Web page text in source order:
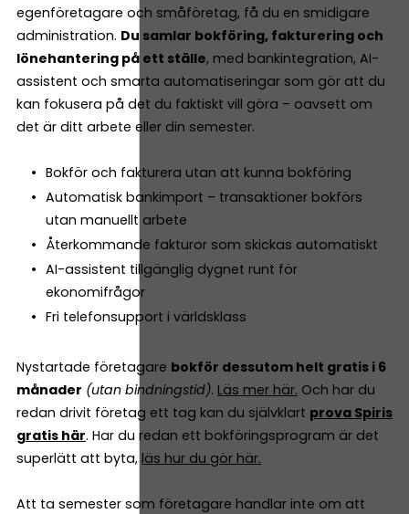
egenföretagare och småföretag, få du en smidigare
administration. Du samlar bokföring, fakturering och
lönehantering på ett ställe, med bankintegration, AI-
assistent och smarta automatiseringar som gör att du
kan fokusera på det du faktiskt vill göra – oavsett om
det är ditt arbete eller din semester.
Bokför och fakturera utan att kunna bokföring
Automatisk bankimport – transaktioner bokförs
utan manuellt arbete
Återkommande fakturor som skickas automatiskt
AI-assistent tillgänglig dygnet runt för
ekonomifrågor
Fri telefonsupport i världsklass
Nystartade företagare bokför dessutom helt gratis i 6
månader (utan bindningstid). Läs mer här. Och har du
redan drivit företag ett tag kan du självklart prova Spiris
gratis här. Har du redan ett bokföringsprogram är det
superlätt att byta, läs hur du gör här.
Att ta semester som företagare handlar inte om att